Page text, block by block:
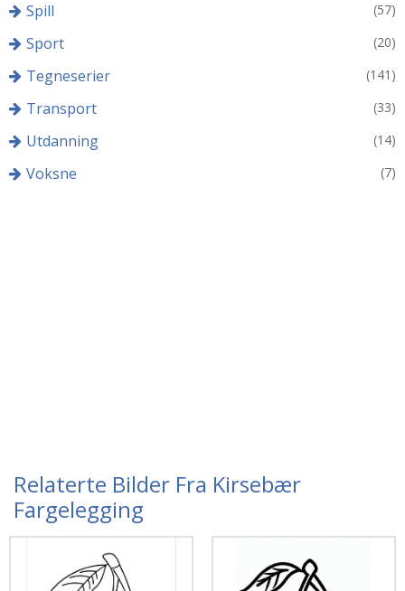
Spill (57)
Sport (20)
Tegneserier (141)
Transport (33)
Utdanning (14)
Voksne (7)
Relaterte Bilder Fra Kirsebær
Fargelegging